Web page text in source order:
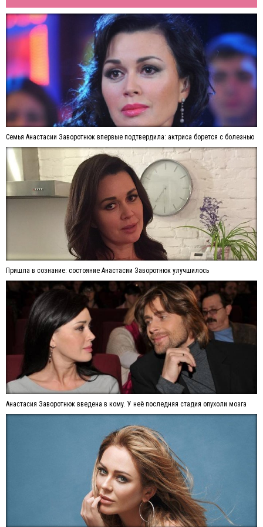
Семья Анастасии Заворотнюк впервые подтвердила: актриса борется с болезнью
Пришла в сознание: состояние Анастасии Заворотнюк улучшилось
Анастасия Заворотнюк введена в кому. У неё последняя стадия опухоли мозга